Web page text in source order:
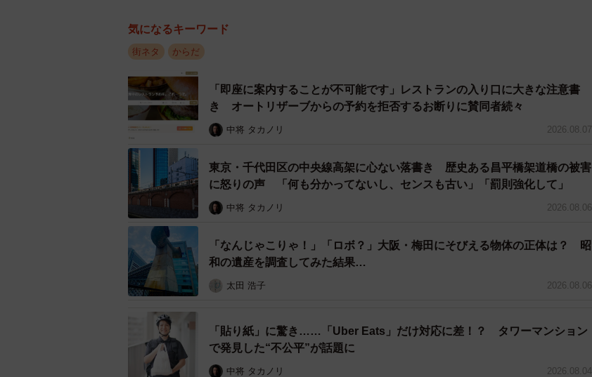
4/7
「個室サウナ」Twitter投稿数および新型コロナウイルス感染症新規陽性者数の推移（提供画像／ソーシャルワイ
気になるキーワード
街ネタ からだ
「即座に案内することが不可能です」レストランの入り口に大きな注意書
き オートリザーブからの予約を拒否するお断りに賛同者続々
中将 タカノリ 2026.08.07
東京・千代田区の中央線高架に心ない落書き 歴史ある昌平橋架道橋の被害
に怒りの声 「何も分かってないし、センスも古い」「罰則強化して」
中将 タカノリ 2026.08.06
「なんじゃこりゃ！」「ロボ？」大阪・梅田にそびえる物体の正体は？ 昭
和の遺産を調査してみた結果…
太田 浩子 2026.08.06
「貼り紙」に驚き……「Uber Eats」だけ対応に差！？ タワーマンション
で発見した“不公平”が話題に
中将 タカノリ 2026.08.04